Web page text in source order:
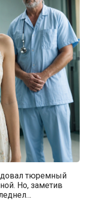
тюремный
Но, заметив